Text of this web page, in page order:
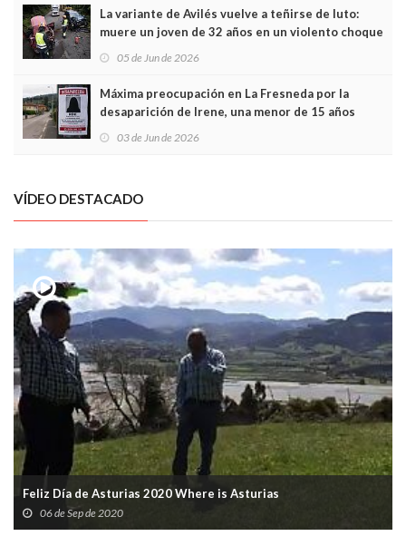
La variante de Avilés vuelve a teñirse de luto:
muere un joven de 32 años en un violento choque
05 de Jun de 2026
Máxima preocupación en La Fresneda por la
desaparición de Irene, una menor de 15 años
03 de Jun de 2026
VÍDEO DESTACADO
Feliz Día de Asturias 2020 Where is Asturias
06 de Sep de 2020